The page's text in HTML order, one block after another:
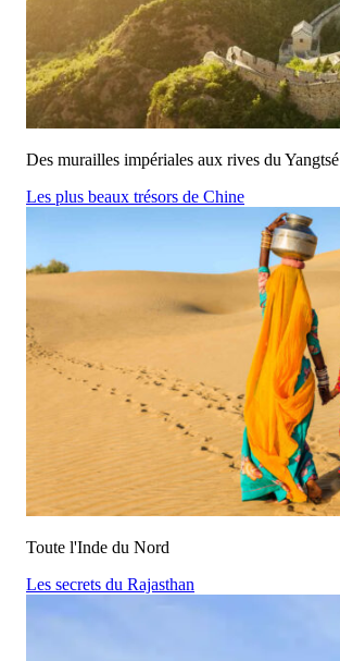
Des murailles impériales aux rives du Yangtsé
Les plus beaux trésors de Chine
Toute l'Inde du Nord
Les secrets du Rajasthan